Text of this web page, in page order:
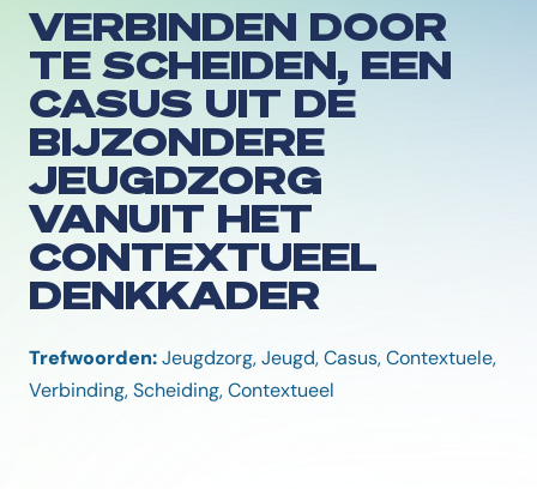
VERBINDEN DOOR
TE SCHEIDEN, EEN
CASUS UIT DE
BIJZONDERE
JEUGDZORG
VANUIT HET
CONTEXTUEEL
DENKKADER
Trefwoorden:Jeugdzorg, Jeugd, Casus, Contextuele,
Verbinding, Scheiding, Contextueel